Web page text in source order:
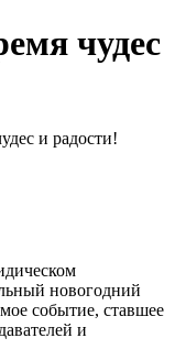
чудес
и радости!
новогодний
событие, ставшее
и